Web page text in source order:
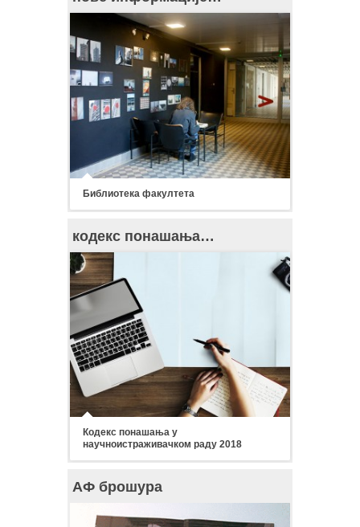
Библиотека факултета
кодекс понашања…
Кодекс понашања у
научноистраживачком раду 2018
АФ брошура